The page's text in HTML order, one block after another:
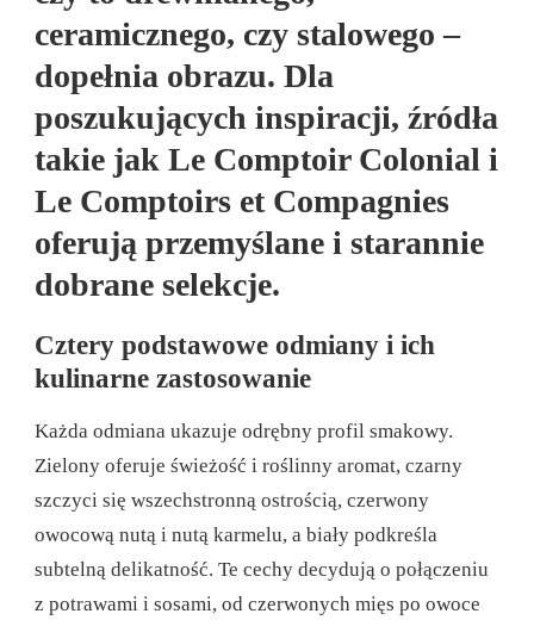
ceramicznego, czy stalowego –
dopełnia obrazu. Dla
poszukujących inspiracji, źródła
takie jak Le Comptoir Colonial i
Le Comptoirs et Compagnies
oferują przemyślane i starannie
dobrane selekcje.
Cztery podstawowe odmiany i ich
kulinarne zastosowanie
Każda odmiana ukazuje odrębny profil smakowy.
Zielony oferuje świeżość i roślinny aromat, czarny
szczyci się wszechstronną ostrością, czerwony
owocową nutą i nutą karmelu, a biały podkreśla
subtelną delikatność. Te cechy decydują o połączeniu
z potrawami i sosami, od czerwonych mięs po owoce